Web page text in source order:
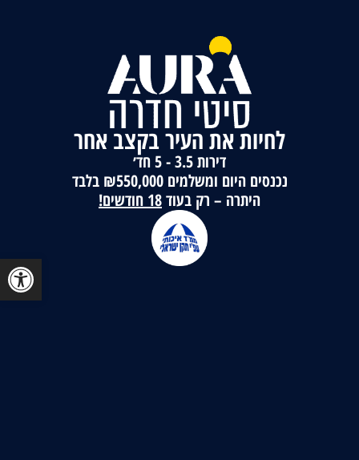
פתח
לחיות את העיר בקצב אחר
דירות 3.5 - 5 חד׳
נכנסים היום ומשלמים ₪550,000 בלבד
היתרה – רק בעוד18 חודשים!